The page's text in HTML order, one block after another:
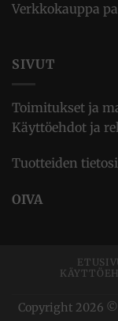
Verkkokauppa
SIVUT
Toimitukset ja
Käyttöehdot ja
Tuotteiden
OIVA
Copyright 2026 ©